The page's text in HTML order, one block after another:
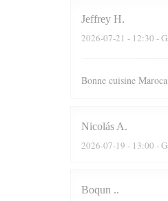
Jeffrey H
2026-07-21 - 12:30 -
Bonne cuisine
Nicolás A
2026-07-19 - 13:00 -
Boqun .